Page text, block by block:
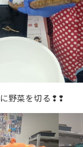
野菜を切る❢❢